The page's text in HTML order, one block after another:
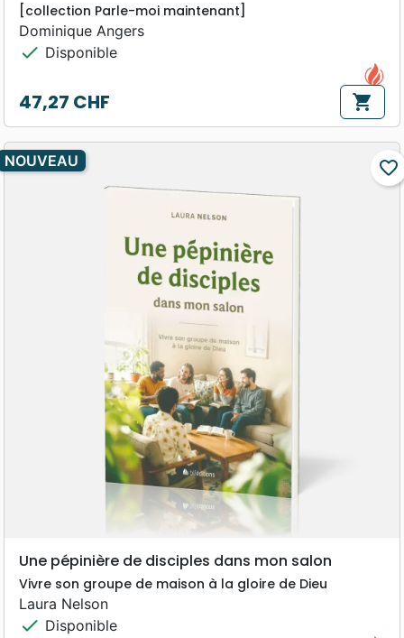
[collection Parle-moi maintenant]
Dominique Angers
check Disponible
Prix
47,27 CHF shopping_cart
NOUVEAU favorite_border
Une pépinière de disciples dans mon salon
Vivre son groupe de maison à la gloire de Dieu
Laura Nelson
check Disponible